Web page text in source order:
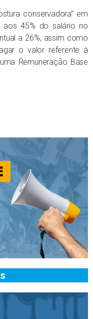
conservadora” em
aos 45% do salário no
a 26%, assim como
o valor referente à
Remuneração Base